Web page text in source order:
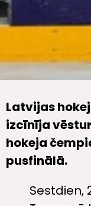
Latvijas
izcīnīja
hokeja
pusfinālā.
Sestdien,